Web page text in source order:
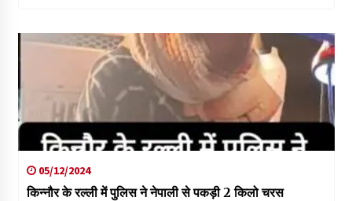
05/12/2024
किन्नौर के रल्ली में पुलिस ने नेपाली से पकड़ी 2 किलो चरस